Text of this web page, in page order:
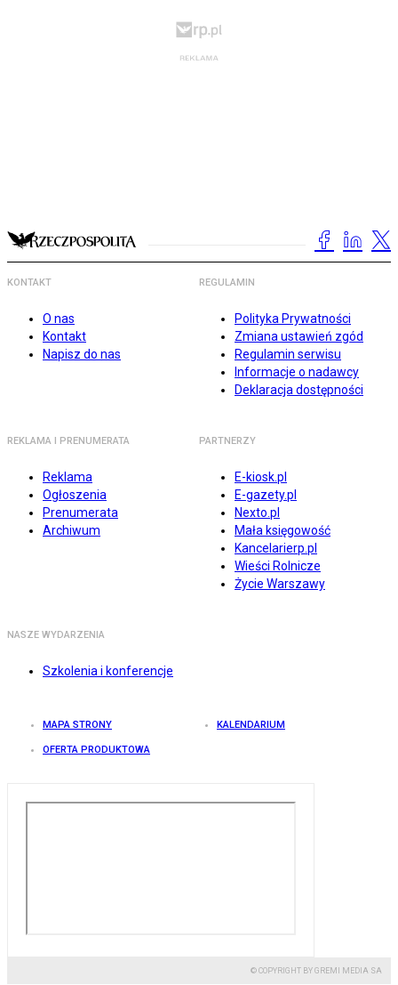
KONTAKT
O nas
Kontakt
Napisz do nas
REGULAMIN
Polityka Prywatności
Zmiana ustawień zgód
Regulamin serwisu
Informacje o nadawcy
Deklaracja dostępności
REKLAMA I PRENUMERATA
Reklama
Ogłoszenia
Prenumerata
Archiwum
PARTNERZY
E-kiosk.pl
E-gazety.pl
Nexto.pl
Mała księgowość
Kancelarierp.pl
Wieści Rolnicze
Życie Warszawy
NASZE WYDARZENIA
Szkolenia i konferencje
MAPA STRONY KALENDARIUM
OFERTA PRODUKTOWA
© COPYRIGHT BY GREMI MEDIA SA